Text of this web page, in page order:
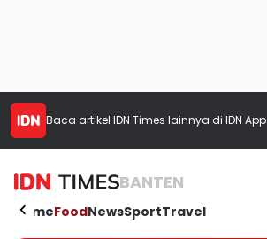
Baca artikel IDN Times lainnya di IDN App
BANTEN
HomeFoodNewsSportTravel